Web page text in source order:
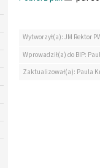
Wytworzył(a): JM Rektor
Wprowadził(a) do BIP:
Zaktualizował(a): Paula